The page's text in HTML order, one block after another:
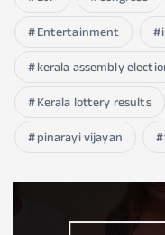
Entertainment
kerala assembly
Kerala lottery results
pinarayi vijayan